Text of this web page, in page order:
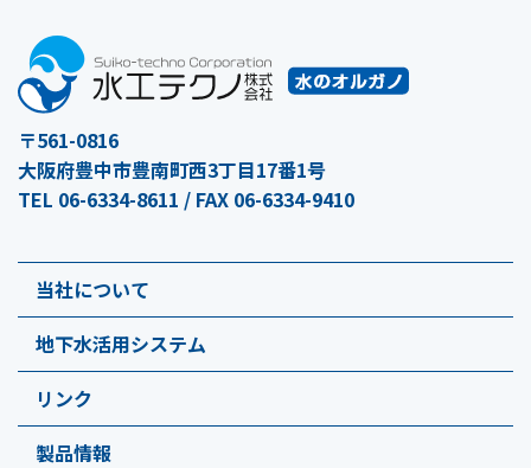
〒561-0816
大阪府豊中市豊南町西3丁目17番1号
TEL 06-6334-8611 / FAX 06-6334-9410
当社について
地下水活用システム
リンク
製品情報